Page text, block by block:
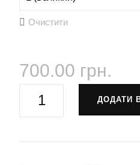
Очистити
700.00 грн.
"Тревел
ДОДАТИ